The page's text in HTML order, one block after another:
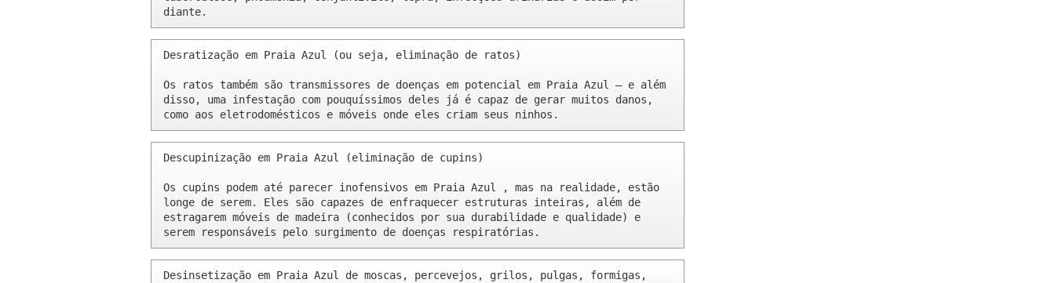
diante.
Desratização em Praia Azul (ou seja, eliminação de ratos)
Os ratos também são transmissores de doenças em potencial em Praia Azul – e além
disso, uma infestação com pouquíssimos deles já é capaz de gerar muitos danos,
como aos eletrodomésticos e móveis onde eles criam seus ninhos.
Descupinização em Praia Azul (eliminação de cupins)
Os cupins podem até parecer inofensivos em Praia Azul , mas na realidade, estão
longe de serem. Eles são capazes de enfraquecer estruturas inteiras, além de
estragarem móveis de madeira (conhecidos por sua durabilidade e qualidade) e
serem responsáveis pelo surgimento de doenças respiratórias.
Desinsetização em Praia Azul de moscas, percevejos, grilos, pulgas, formigas,